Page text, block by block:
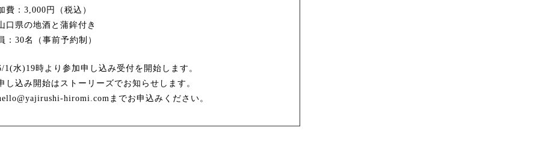
費：3,000円（税込）
口県の地酒と蒲鉾付き
：30名（事前予約制）
水)19時より参加申し込み受付を開始します。
し込み開始はストーリーズでお知らせします。
hiromi.comまでお申込みください。